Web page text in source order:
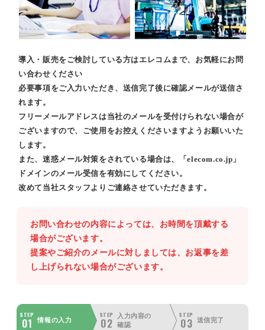
導入・販売をご検討している方はエレコムまで、お気軽にお問
い合わせください
必要事項をご入力いただき、送信完了後に確認メールが送信さ
れます。
フリーメールアドレスは当社のメールを受付けられない場合が
ございますので、ご使用をお控えくださいますようお願いいた
します。
また、迷惑メール対策をされている場合は、「elecom.co.jp」
ドメインのメール受信を有効にしてください。
改めて当社スタッフよりご連絡させていただきます。
お問い合わせの内容によっては、お時間を頂戴する
場合がございます。
提案やご紹介のメールに対しましては、お返事を差
し上げられない場合がございます。
STEP
01 情報の入力
STEP
02
入力内容の
確認
STEP
03 送信完了